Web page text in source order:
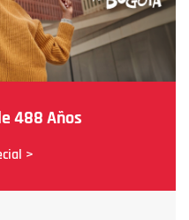
488 Años
>